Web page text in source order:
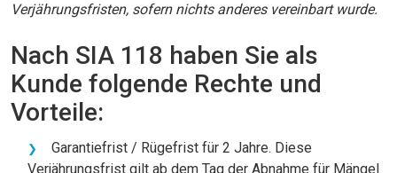
Verjährungsfristen, sofern nichts anderes vereinbart wurde.
Nach SIA 118 haben Sie als
Kunde folgende Rechte und
Vorteile:
Garantiefrist / Rügefrist für 2 Jahre. Diese
Verjährungsfrist gilt ab dem Tag der Abnahme für Mängel